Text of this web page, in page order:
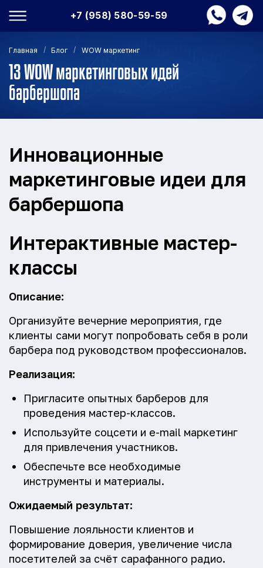
+7 (958) 580-59-59
Главная / Блог / WOW маркетинг
13 WOW маркетинговых идей
барбершопа
Инновационные
маркетинговые идеи для
барбершопа
Интерактивные мастер-
классы
Описание:
Организуйте вечерние мероприятия, где
клиенты сами могут попробовать себя в роли
барбера под руководством профессионалов.
Реализация:
Пригласите опытных барберов для
проведения мастер-классов.
Используйте соцсети и e-mail маркетинг
для привлечения участников.
Обеспечьте все необходимые
инструменты и материалы.
Ожидаемый результат:
Повышение лояльности клиентов и
формирование доверия, увеличение числа
посетителей за счёт сарафанного радио.